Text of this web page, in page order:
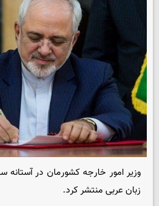
وزیر امور خارجه کشورمان در آستانه
زبان عربی منتشر کرد.